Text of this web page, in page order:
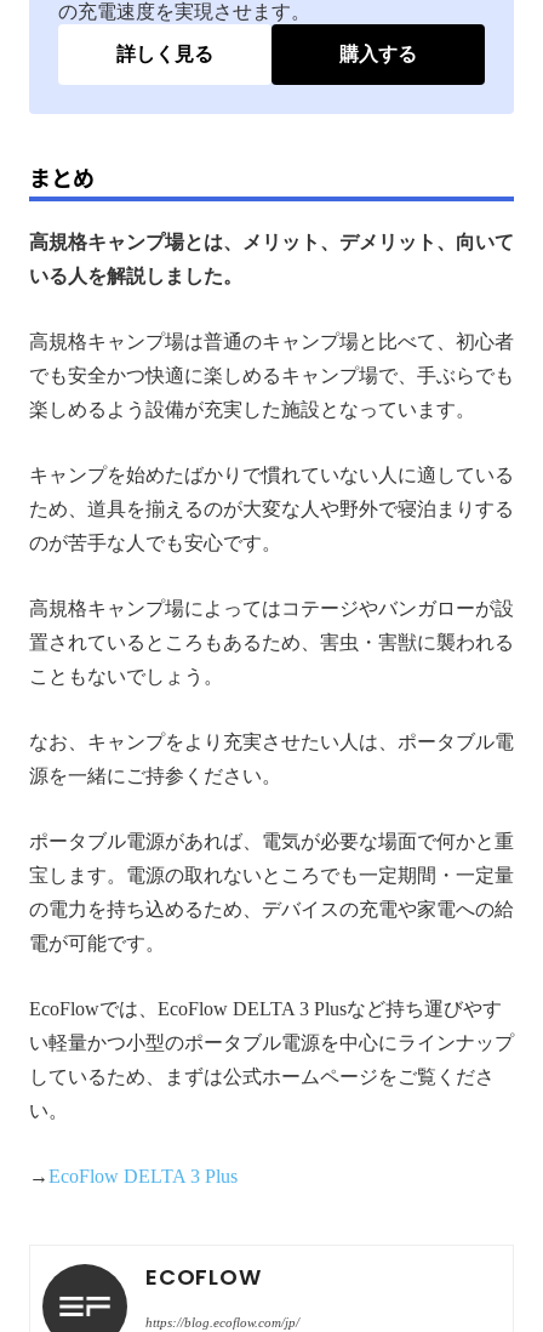
の充電速度を実現させます。
詳しく見る 購入する
まとめ
高規格キャンプ場とは、メリット、デメリット、向いて
いる人を解説しました。
高規格キャンプ場は普通のキャンプ場と比べて、初心者
でも安全かつ快適に楽しめるキャンプ場で、手ぶらでも
楽しめるよう設備が充実した施設となっています。
キャンプを始めたばかりで慣れていない人に適している
ため、道具を揃えるのが大変な人や野外で寝泊まりする
のが苦手な人でも安心です。
高規格キャンプ場によってはコテージやバンガローが設
置されているところもあるため、害虫・害獣に襲われる
こともないでしょう。
なお、キャンプをより充実させたい人は、ポータブル電
源を一緒にご持参ください。
ポータブル電源があれば、電気が必要な場面で何かと重
宝します。電源の取れないところでも一定期間・一定量
の電力を持ち込めるため、デバイスの充電や家電への給
電が可能です。
EcoFlowでは、EcoFlow DELTA 3 Plusなど持ち運びやす
い軽量かつ小型のポータブル電源を中心にラインナップ
しているため、まずは公式ホームページをご覧くださ
い。
→EcoFlow DELTA 3 Plus
ECOFLOW
https://blog.ecoflow.com/jp/